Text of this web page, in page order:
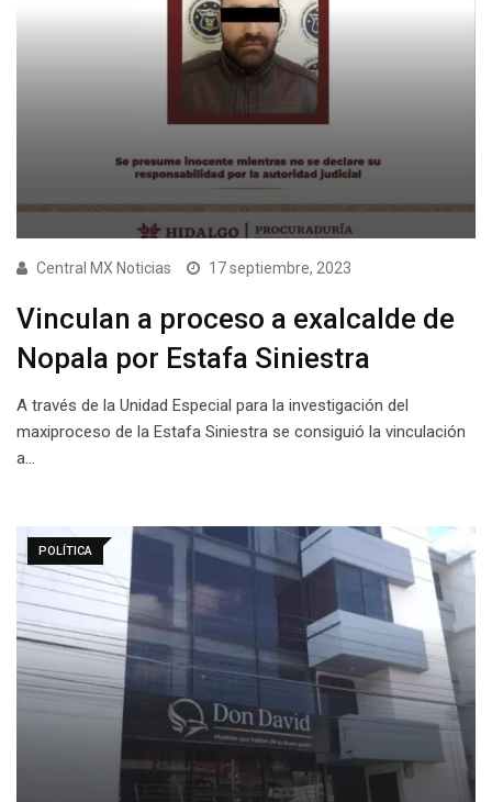
Central MX Noticias 17 septiembre, 2023
Vinculan a proceso a exalcalde de
Nopala por Estafa Siniestra
A través de la Unidad Especial para la investigación del
maxiproceso de la Estafa Siniestra se consiguió la vinculación
a…
POLÍTICA